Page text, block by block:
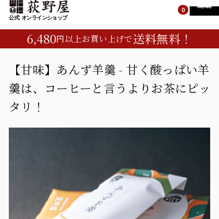
6,480円以上お買い上げで送料無料！
TOP
すべての商品
峠の釜めし
0 MENU
TOP
すべての商品
お菓子・ご飯のお供
【甘味】あんず羊羹 - 甘く酸っぱい羊
羹は、コーヒーと言うよりお茶にピッ
タリ！